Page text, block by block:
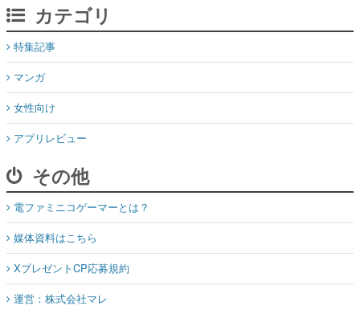
カテゴリ
特集記事
マンガ
女性向け
アプリレビュー
その他
電ファミニコゲーマーとは？
媒体資料はこちら
XプレゼントCP応募規約
運営：株式会社マレ